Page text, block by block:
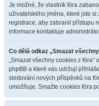
Je možné, že vlastník fóra
uživatelského jména, které jste
registrace, aby zabranil přístupu
informace kontaktuje
Co dělá odkaz „Smazat
„Smazat všechny cookies z
phpBB a které vás udržují
sledování nových příspěvků na
umožňuje. Smažte cookies fóra